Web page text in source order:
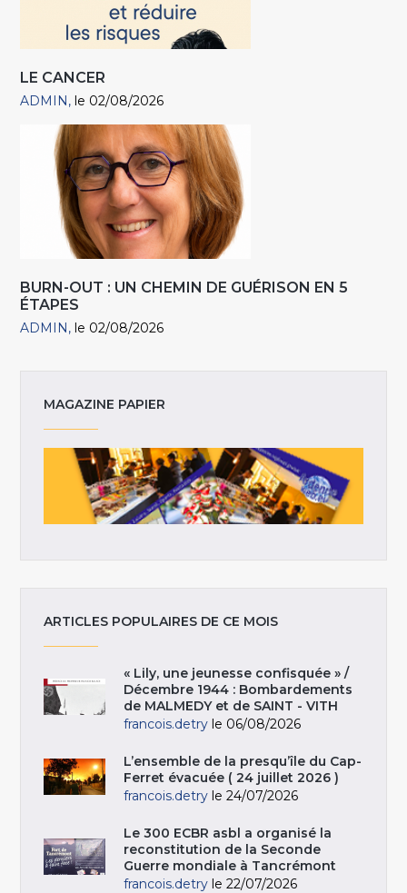
LE CANCER
ADMIN le 02/08/2026
BURN-OUT : UN CHEMIN DE GUÉRISON EN 5
ÉTAPES
ADMIN le 02/08/2026
MAGAZINE PAPIER
ARTICLES POPULAIRES DE CE MOIS
« Lily, une jeunesse confisquée » /
Décembre 1944 : Bombardements
de MALMEDY et de SAINT - VITH
francois.detry le 06/08/2026
L’ensemble de la presqu’île du Cap-
Ferret évacuée ( 24 juillet 2026 )
francois.detry le 24/07/2026
Le 300 ECBR asbl a organisé la
reconstitution de la Seconde
Guerre mondiale à Tancrémont
francois.detry le 22/07/2026